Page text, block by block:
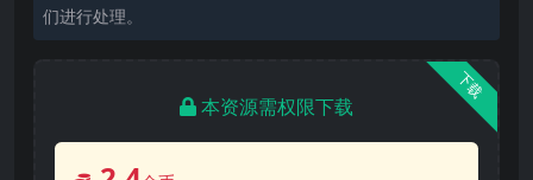
们进行处理。
下载
本资源需权限下载